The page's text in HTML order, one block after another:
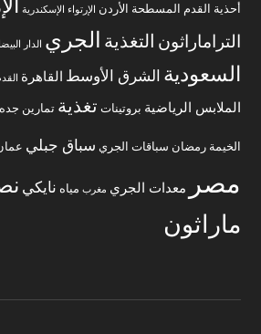
أحذية القدم المسطحة الأردن الإرتواء الإسكندرية
التراماراثون التغذية الجري الدار
السعودية الشرق الأوسط القاهرة
الملابس الرياضية بروتينات تغذية تمارين جده
الخيمة رمضان سباقات الجري سباق جبلي
مصر معدات الجري مغرب مياه نايكي
ماراثون